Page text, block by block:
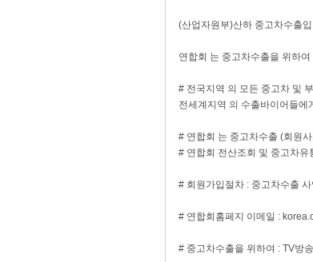
(산업자원부)산하 중고차수출
연합회 는 중고차수출을 위하
# 전국지역 의 모든 중고차 및
전세계지역 의 수출바이어들에
# 연합회 는 중고차수출 (회원
# 연합회 전산조회 및 중고차
# 회원가입절차 : 중고차수출
# 연합회홈페지 이메일 :
# 중고차수출을 위하여 : TV방